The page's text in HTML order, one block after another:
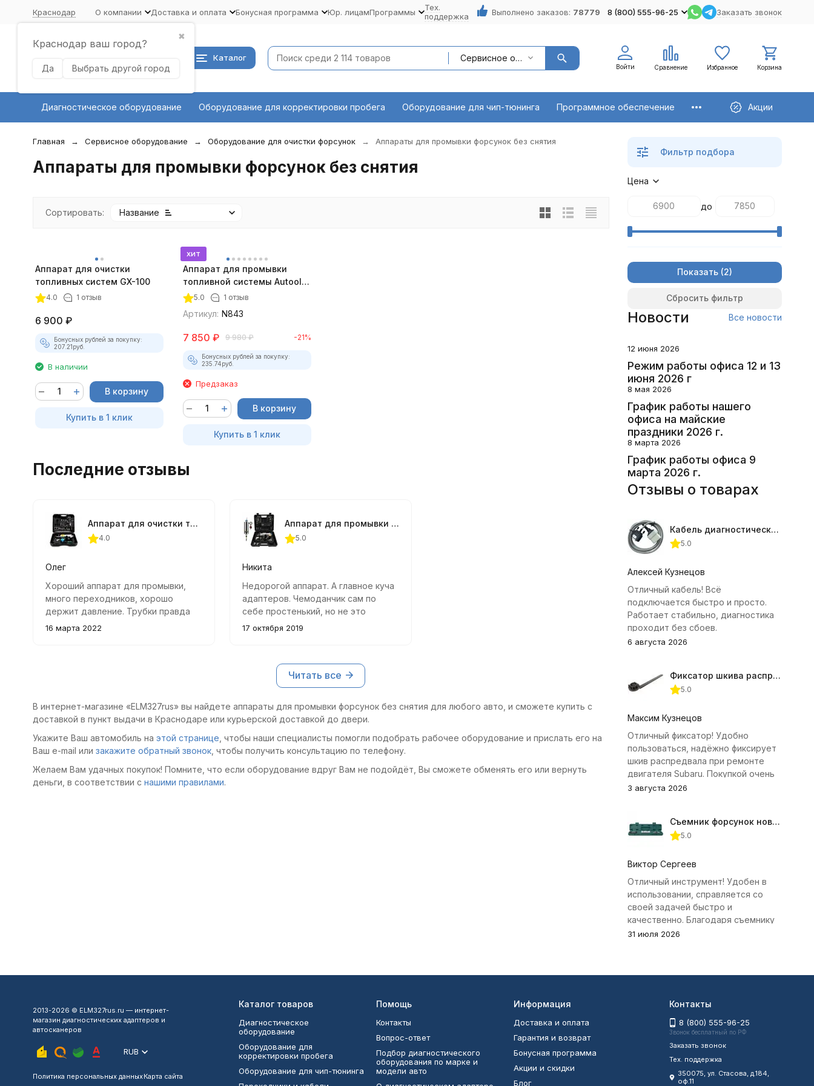
Краснодар
✖
Краснодар ваш город?
Да Выбрать другой город
О компании Доставка и оплата Бонусная программа Юр. лицамПрограммы
Тех.
поддержка
Выполнено заказов: 78779 8 (800) 555-96-25 Заказать звонок
Каталог Сервисное оборудование
Войти Сравнение Избранное Корзина
Диагностическое оборудование Оборудование для корректировки пробега Оборудование для чип-тюнинга Программное обеспечение Акции
Главная Сервисное оборудование Оборудование для очистки форсунок Аппараты для промывки форсунок без снятия
Аппараты для промывки форсунок без снятия
Сортировать: Название
Аппарат для очистки
топливных систем GX-100
4.0 1 отзыв
6 900 ₽
Бонусных рублей за покупку:
207.21руб.
В наличии
В корзину
Купить в 1 клик
хит
Аппарат для промывки
топливной системы Autool
C100
5.0 1 отзыв
Артикул: N843
7 850 ₽ 9 980 ₽ -21%
Бонусных рублей за покупку:
235.74руб.
Предзаказ
В корзину
Купить в 1 клик
Последние отзывы
Аппарат для очистки топливных систем GX-100
4.0
Олег
Хороший аппарат для промывки,
много переходников, хорошо
держит давление. Трубки правда
длиннее хотелось бы. Доставлено
16 марта 2022
Аппарат для промывки топливной системы Autool C100
5.0
Никита
Недорогой аппарат. А главное куча
адаптеров. Чемоданчик сам по
себе простенький, но не это
главное. Главное что выполняет
же старта автомобиля.
17 октября 2019
Читать все
В интернет-магазине «ELM327rus» вы найдете аппараты для промывки форсунок без снятия для любого авто, и сможете купить с
доставкой в пункт выдачи в Краснодаре или курьерской доставкой до двери.
Укажите Ваш автомобиль на этой странице , чтобы наши специалисты помогли подобрать рабочее оборудование и прислать его на
Ваш e-mail или закажите обратный звонок, чтобы получить консультацию по телефону.
Желаем Вам удачных покупок! Помните, что если оборудование вдруг Вам не подойдёт, Вы сможете обменять его или вернуть
деньги, в соответствии с нашими правилами.
Фильтр подбора
Цена
до
Показать
Сбросить фильтр
Новости Все новости
12 июня 2026
Режим работы офиса 12 и 13
июня 2026 г
8 мая 2026
График работы нашего
офиса на майские
праздники 2026 г.
8 марта 2026
График работы офиса 9
марта 2026 г.
Отзывы о товарах
Кабель диагностический ГАЗ 24 для АВТОАС
5.0
Алексей Кузнецов
Отличный кабель! Всё
подключается быстро и просто.
Работает стабильно, диагностика
проходит без сбоев.
6 августа 2026
Фиксатор шкива распредвала (Subaru) JTC-4409
5.0
Максим Кузнецов
Отличный фиксатор! Удобно
пользоваться, надёжно фиксирует
шкив распредвала при ремонте
двигателя Subaru. Покупкой очень
доволен.
3 августа 2026
Съемник форсунок новых дизельных двигателей Jonnesway
5.0
Виктор Сергеев
Отличный инструмент! Удобен в
использовании, справляется со
своей задачей быстро и
качественно. Благодаря съемнику
удалось избежать лишних хлопот с
31 июля 2026
2013-2026 © ELM327rus.ru — интернет-
магазин диагностических адаптеров и
автосканеров
RUB
Политика персональных данныхКарта сайта
Каталог товаров
Диагностическое
оборудование
Оборудование для
корректировки пробега
Оборудование для чип-тюнинга
Помощь
Контакты
Вопрос-ответ
Подбор диагностического
оборудования по марке и
модели авто
Информация
Доставка и оплата
Гарантия и возврат
Бонусная программа
Акции и скидки
Блог
Контакты
8 (800) 555-96-25
Звонок бесплатный по РФ
Заказать звонок
Тех. поддержка
350075, ул. Стасова, д.184,
оф.11